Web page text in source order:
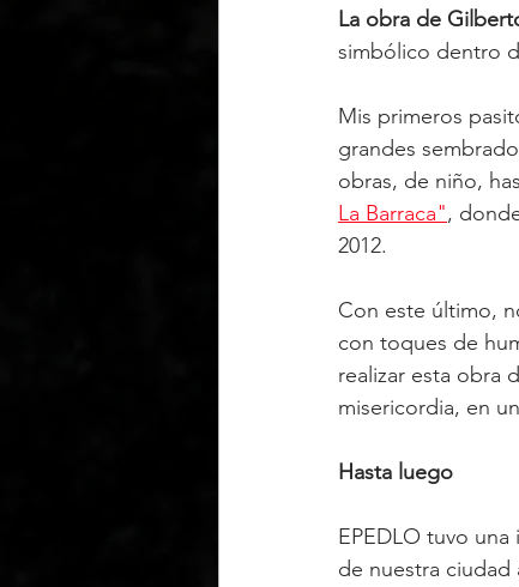
La obra de
simbólico dentro
Mis primeros
grandes
obras, de niño,
La Barraca",
2012.
Con este último,
con toques de
realizar esta obra
misericordia, en
Hasta luego
EPEDLO tuvo
de nuestra ciudad